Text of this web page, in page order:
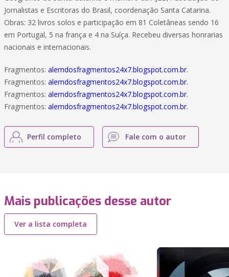
Jornalistas e Escritoras do Brasil, coordenação Santa Catarina.
Obras: 32 livros solos e participação em 81 Coletâneas sendo 16
em Portugal, 5 na frança e 4 na Suíça. Recebeu diversas honrarias
nacionais e internacionais.
Fragmentos: alemdosfragmentos24x7.blogspot.com.br.
Fragmentos: alemdosfragmentos24x7.blogspot.com.br.
Fragmentos: alemdosfragmentos24x7.blogspot.com.br.
Fragmentos: alemdosfragmentos24x7.blogspot.com.br.
Perfil completo Fale com o autor
Mais publicações desse autor
Ver a lista completa